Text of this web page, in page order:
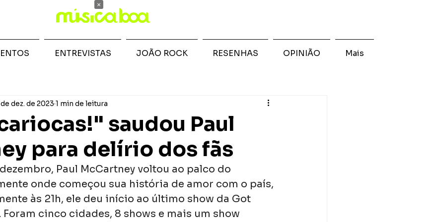
saudou Paul
para delírio dos fãs
de dez. de 2023 1 min de leitura
Paul McCartney voltou ao palco do
onde começou sua história de amor com o país,
às 21h, ele deu início ao último show da Got
Foram cinco cidades, 8 shows e mais um show
ENTREVISTAS JOÃO ROCK RESENHAS OPINIÃO Mais
×